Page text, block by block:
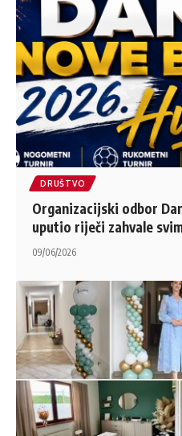
DRUŠTVO
Organizacijski odbor
uputio riječi zahvale
09/06/2026